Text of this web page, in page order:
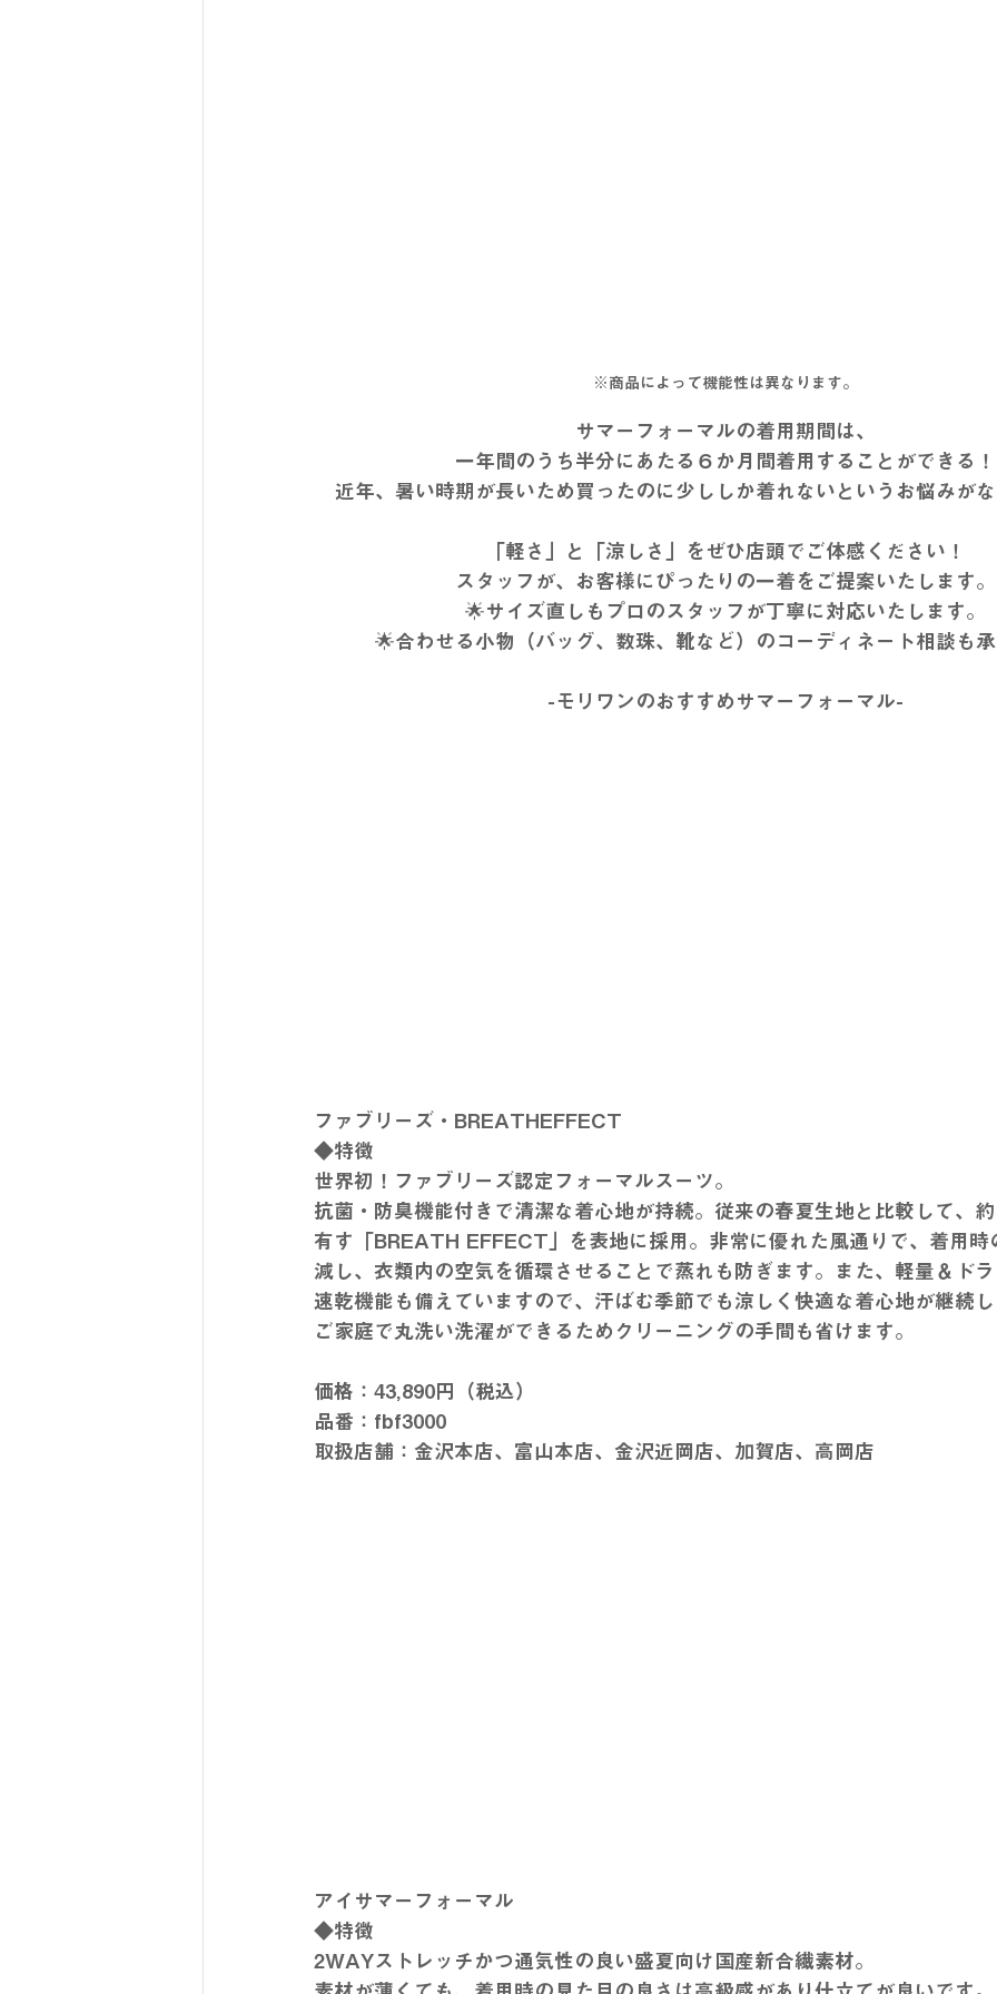
※商品によって機能性は異なります。
サマーフォーマルの着用期間は、
一年間のうち半分にあたる６か月間着用することができる！
近年、暑い時期が長いため買ったのに少ししか着れないというお悩みがな
「軽さ」と「涼しさ」をぜひ店頭でご体感ください！
スタッフが、お客様にぴったりの一着をご提案いたします。
🌟サイズ直しもプロのスタッフが丁寧に対応いたします。
🌟合わせる小物（バッグ、数珠、靴など）のコーディネート相談も承
-モリワンのおすすめサマーフォーマル-
ファブリーズ・BREATHEFFECT
◆特徴
世界初！ファブリーズ認定フォーマルスーツ。
抗菌・防臭機能付きで清潔な着心地が持続。従来の春夏生地と比較して、
有す「BREATH EFFECT」を表地に採用。非常に優れた風通りで、着用時
減し、衣類内の空気を循環させることで蒸れも防ぎます。また、軽量＆ド
速乾機能も備えていますので、汗ばむ季節でも涼しく快適な着心地が継続し
ご家庭で丸洗い洗濯ができるためクリーニングの手間も省けます。
価格：43,890円（税込）
品番：fbf3000
取扱店舗：金沢本店、富山本店、金沢近岡店、加賀店、高岡店
アイサマーフォーマル
◆特徴
2WAYストレッチかつ通気性の良い盛夏向け国産新合繊素材。